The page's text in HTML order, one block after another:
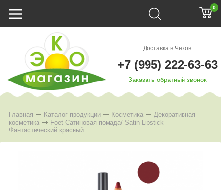
0
Доставка в Чехов
+7 (995) 222-63-63
Заказать обратный звонок
Главная Каталог продукции Косметика
Декоративная
косметика
Foet Сатиновая помада/ Satin Lipstick
Фантастический красный